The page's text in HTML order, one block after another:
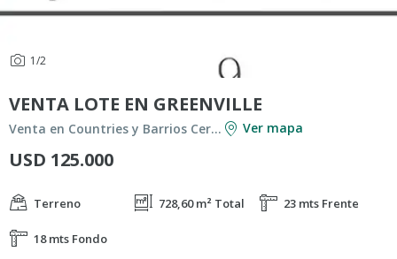
1/2
VENTA LOTE EN GREENVILLE
Venta en Countries y Barrios Cerrados en Berazategui Ver mapa
USD 125.000
Terreno 728,60 m² Total 23 mts Frente
18 mts Fondo